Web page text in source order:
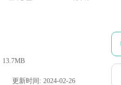
13.7MB
更新时间: 2024-02-26